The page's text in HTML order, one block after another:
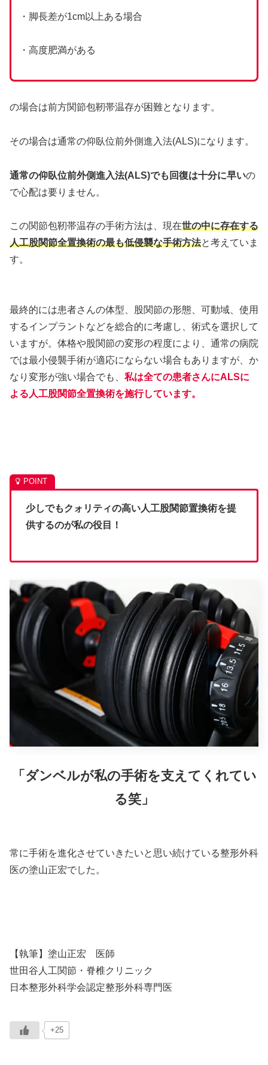
・脚長差が1cm以上ある場合
・高度肥満がある
の場合は前方関節包靭帯温存が困難となります。
その場合は通常の仰臥位前外側進入法(ALS)になります。
通常の仰臥位前外側進入法(ALS)でも回復は十分に早いの
で心配は要りません。
この関節包靭帯温存の手術方法は、現在世の中に存在する
人工股関節全置換術の最も低侵襲な手術方法と考えていま
す。
最終的には患者さんの体型、股関節の形態、可動域、使用
するインプラントなどを総合的に考慮し、術式を選択して
いますが。体格や股関節の変形の程度により、通常の病院
では最小侵襲手術が適応にならない場合もありますが、か
なり変形が強い場合でも、 私は全ての患者さんにALSに
よる人工股関節全置換術を施行しています。
少しでもクォリティの高い人工股関節置換術を提
供するのが私の役目！
「ダンベルが私の手術を支えてくれてい
る笑」
常に手術を進化させていきたいと思い続けている整形外科
医の塗山正宏でした。
【執筆】塗山正宏 医師
世田谷人工関節・脊椎クリニック
日本整形外科学会認定整形外科専門医
+25